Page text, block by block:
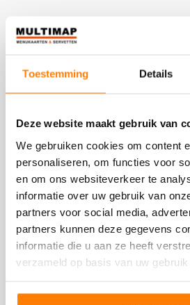
Toestemming Details
Deze website maakt gebruik van
We gebruiken cookies om content
personaliseren, om functies voor
en om ons websiteverkeer te
informatie over uw gebruik van
partners voor social media,
partners kunnen deze gegevens
informatie die u aan ze heeft
verzameld op basis van uw
Deze producten heb je eerder